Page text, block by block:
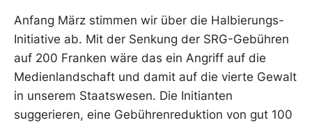
Anfang März stimmen wir über die Halbierungs-
Initiative ab. Mit der Senkung der SRG-Gebühren
auf 200 Franken wäre das ein Angriff auf die
Medienlandschaft und damit auf die vierte Gewalt
in unserem Staatswesen. Die Initianten
suggerieren, eine Gebührenreduktion von gut 100